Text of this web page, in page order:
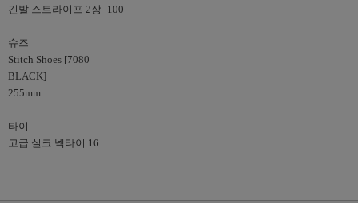
긴발 스트라이프 2장- 100
슈즈
Stitch Shoes [7080
BLACK]
255mm
타이
고급 실크 넥타이 16